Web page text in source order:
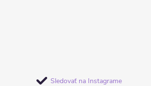
Sledovať na Instagrame